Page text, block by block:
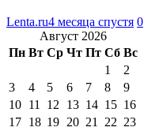
Lenta.ru4 месяца спустя 0
Август 2026
Пн Вт Ср Чт Пт Сб Вс
1
2
3
4 5 6 7 8
9
10 11 12 13 14 15 16
17 18 19 20 21 22 23